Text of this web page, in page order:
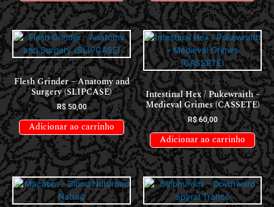
CDS NACIONAIS
Flesh Grinder – Anatomy and
Surgery (SLIPCASE)
R$50,00
Adicionar ao carrinho
CASSETES
Intestinal Hex / Pukewraith –
Medieval Grimes (CASSETE)
R$60,00
Adicionar ao carrinho